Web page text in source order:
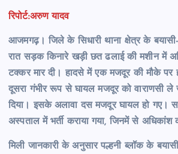
रिपोर्ट:अरुण यादव
आजमगढ़। जिले के सिधारी थाना क्षेत्र के
रात सड़क किनारे खड़ी छत ढलाई की मशीन में
टक्कर मार दी। हादसे में एक मजदूर की मौके पर
दूसरा गंभीर रूप से घायल मजदूर को वाराणसी
दिया। इसके अलावा दस मजदूर घायल हो गए।
अस्पताल में भर्ती कराया गया, जिनमें से अधिकांश
मिली जानकारी के अनुसार पल्हनी ब्लॉक के